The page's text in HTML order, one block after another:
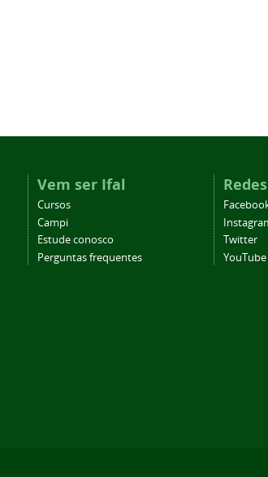
Vem ser Ifal
Cursos
Campi
Estude conosco
Perguntas frequentes
Twitter
YouTube